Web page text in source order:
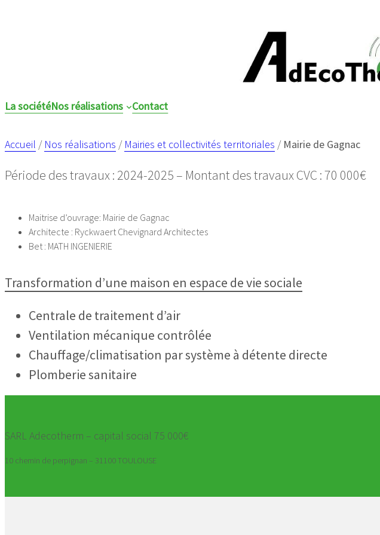
La sociétéNos réalisations Contact
Accueil / Nos réalisations / Mairies et collectivités territoriales / Mairie de Gagnac
Période des travaux : 2024-2025 – Montant des travaux CVC : 70 000€
Maitrise d’ouvrage: Mairie de Gagnac
Architecte : Ryckwaert Chevignard Architectes
Bet : MATH INGENIERIE
Transformation d’une maison en espace de vie sociale
Centrale de traitement d’air
Ventilation mécanique contrôlée
Chauffage/climatisation par système à détente directe
Plomberie sanitaire
SARL Adecotherm – capital social 75 000€
10 chemin de perpignan – 31100 TOULOUSE